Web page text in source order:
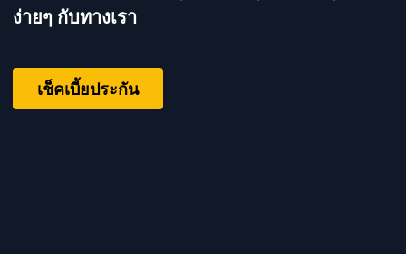
ง่ายๆ กับทางเรา
เช็คเบี้ยประกัน